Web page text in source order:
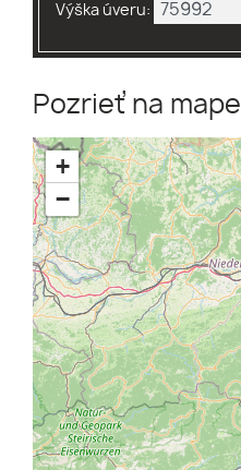
Výška úveru:
Pozrieť na mape
+
−